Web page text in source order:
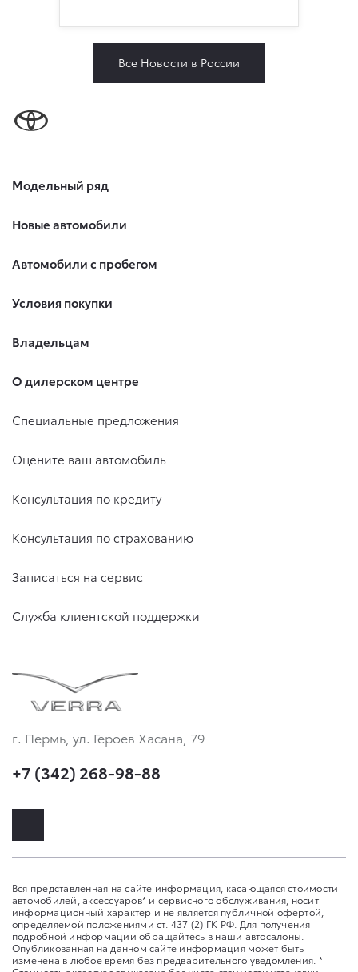
Все Новости в России
Модельный ряд
Новые автомобили
Автомобили с пробегом
Условия покупки
Владельцам
О дилерском центре
Специальные предложения
Оцените ваш автомобиль
Консультация по кредиту
Консультация по страхованию
Записаться на сервис
Служба клиентской поддержки
г. Пермь, ул. Героев Хасана, 79
+7 (342) 268-98-88
Вся представленная на сайте информация, касающаяся стоимости
автомобилей, аксессуаров* и сервисного обслуживания, носит
информационный характер и не является публичной офертой,
определяемой положениями ст. 437 (2) ГК РФ. Для получения
подробной информации обращайтесь в наши автосалоны.
Опубликованная на данном сайте информация может быть
изменена в любое время без предварительного уведомления. *